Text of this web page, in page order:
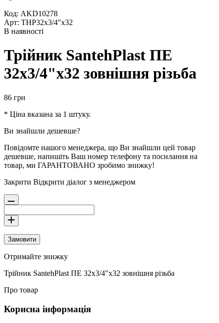
Код: AKD10278
Арт: ТНР32x3/4"x32
В наявності
Трійник SantehPlast ПЕ
32x3/4"x32 зовнішня різьба
86 грн
* Ціна вказана за 1 штуку.
Ви знайшли дешевше?
Повідомте нашого менеджера, що Ви знайшли цей товар
дешевше, напишіть Ваш номер телефону та посилання на
товар, ми ГАРАНТОВАНО зробимо знижку!
Закрити Відкрити діалог з менеджером
Замовити
Отримайте знижку
Трійник SantehPlast ПЕ 32x3/4"x32 зовнішня різьба
Про товар
Корисна інформація